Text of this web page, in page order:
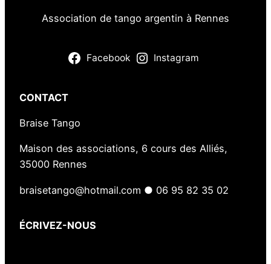
Association de tango argentin à Rennes
Facebook Instagram
CONTACT
Braise Tango
Maison des associations, 6 cours des Alliés,
35000 Rennes
braisetango@hotmail.com ● 06 95 82 35 02
ÉCRIVEZ-NOUS